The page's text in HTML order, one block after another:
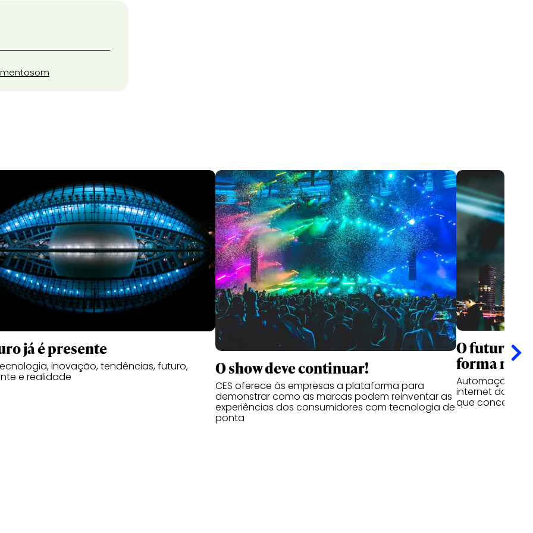
som
já é presente
inovação, tendências, futuro,
e realidade O show deve continuar!
CES oferece às empresas a plataforma para
demonstrar como as marcas podem reinventar as
experiências dos consumidores com tecnologia de
ponta
O futuro
forma na
Automação,
internet das
que conceitos: